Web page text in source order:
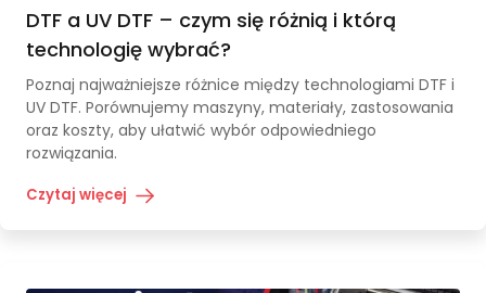
DTF a UV DTF – czym się różnią i którą
technologię wybrać?
Poznaj najważniejsze różnice między technologiami DTF i
UV DTF. Porównujemy maszyny, materiały, zastosowania
oraz koszty, aby ułatwić wybór odpowiedniego
rozwiązania.
Czytaj więcej